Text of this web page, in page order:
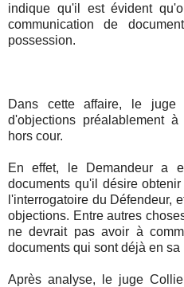
indique qu'il est évident
communication de
possession.
Dans cette affaire, le
d'objections préalablement
hors cour.
En effet, le Demandeur a
documents qu'il désire
l'interrogatoire du Défendeur,
objections. Entre autres
ne devrait pas avoir à
documents qui sont déjà en sa
Après analyse, le juge